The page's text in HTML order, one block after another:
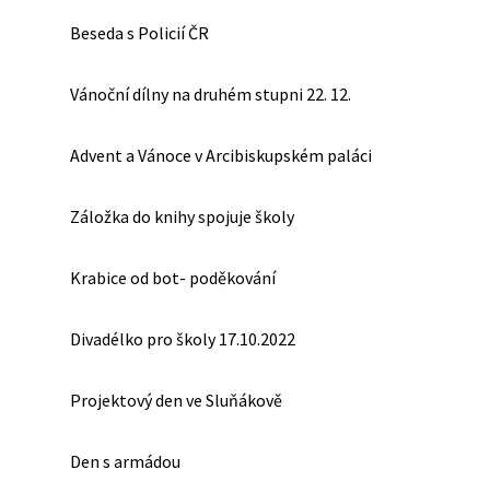
Beseda s Policií ČR
Vánoční dílny na druhém stupni 22. 12.
Advent a Vánoce v Arcibiskupském paláci
Záložka do knihy spojuje školy
Krabice od bot- poděkování
Divadélko pro školy 17.10.2022
Projektový den ve Sluňákově
Den s armádou